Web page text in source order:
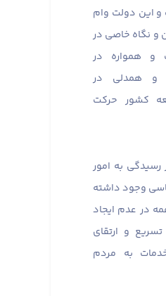
دولت وام
و نگاه خاصی در
و همواره در
و همدلی در
کشور حرکت
به امور
وجود داشته
در عدم ایجاد
و ارتقای
به مردم